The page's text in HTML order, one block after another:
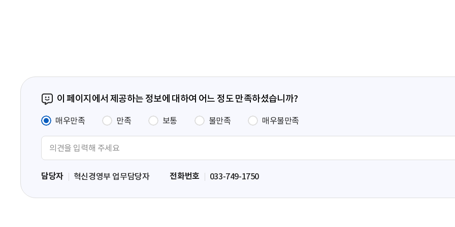
이 페이지에서 제공하는 정보에 대하여 어느 정도 만족하셨습니까?
매우만족 만족 보통 불만족 매우불만족
력
담당자 혁신경영부 업무담당자 전화번호 033-749-1750